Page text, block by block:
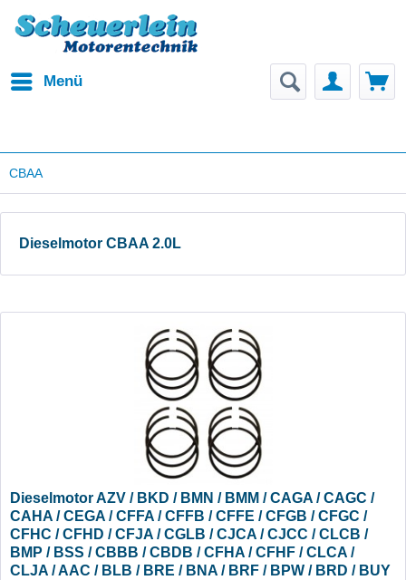
Menü
CBAA
Dieselmotor CBAA 2.0L
Dieselmotor AZV / BKD / BMN / BMM / CAGA / CAGC /
CAHA / CEGA / CFFA / CFFB / CFFE / CFGB / CFGC /
CFHC / CFHD / CFJA / CGLB / CJCA / CJCC / CLCB /
BMP / BSS / CBBB / CBDB / CFHA / CFHF / CLCA /
CLJA / AAC / BLB / BRE / BNA / BRF / BPW / BRD / BUY